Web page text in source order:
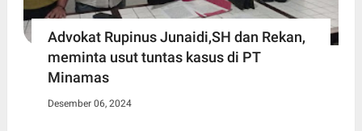
Advokat Rupinus Junaidi,SH dan Rekan,
meminta usut tuntas kasus di PT
Minamas
Desember 06, 2024